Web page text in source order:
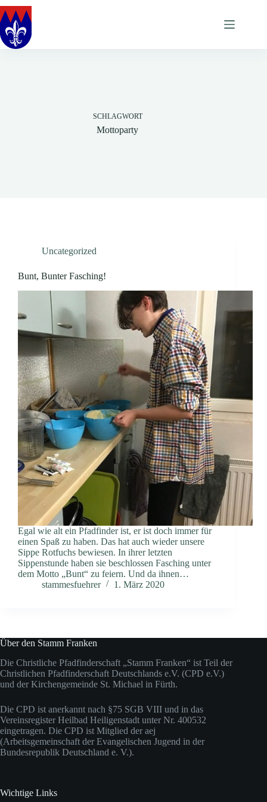
Zum
Inhalt
springen
SCHLAGWORT
Mottoparty
Uncategorized
Bunt, Bunter Fasching!
Egal wie alt ein Pfadfinder ist, er ist doch immer für
einen Spaß zu haben. Das hat auch wieder unsere
Sippe Rotfuchs bewiesen. In ihrer letzten
Sippenstunde haben sie beschlossen Fasching unter
dem Motto „Bunt“ zu feiern. Und da ihnen…
stammesfuehrer
1. März 2020
Über den Stamm Franken
Die Christliche Pfadfinderschaft „Stamm Franken“ ist Teil der
Christlichen Pfadfinderschaft Deutschlands e.V. (CPD e.V.)
und der Kirchengemeinde St. Michael in Fürth.
Die CPD ist anerkannt nach §75 SGB VIII und in das
Vereinsregister Heilbad Heiligenstadt unter Nr. 400532
eingetragen. Die CPD ist Mitglied der aej
(Arbeitsgemeinschaft der Evangelischen Jugend in der
Bundesrepublik Deutschland e. V.).
Wichtige Links